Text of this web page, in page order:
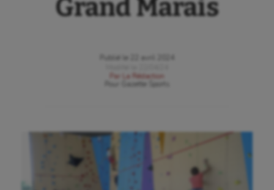
Grand Marais
Publié le
22 avril 2024
Par
La Rédaction
Gazette Sports